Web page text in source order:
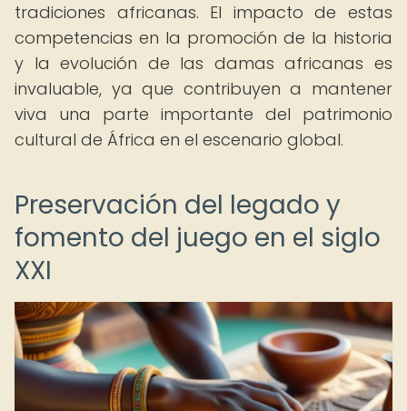
tradiciones africanas. El impacto de estas
competencias en la promoción de la historia
y la evolución de las damas africanas es
invaluable, ya que contribuyen a mantener
viva una parte importante del patrimonio
cultural de África en el escenario global.
Preservación del legado y
fomento del juego en el siglo
XXI